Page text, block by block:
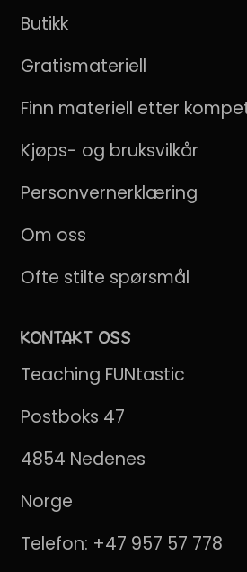
Butikk
Gratismateriell
Finn materiell etter
Kjøps- og bruksvilkår
Personvernerklæring
Om oss
Ofte stilte spørsmål
KONTAKT OSS
Teaching FUNtastic
Postboks 47
4854 Nedenes
Norge
Telefon: +47 957 57 778